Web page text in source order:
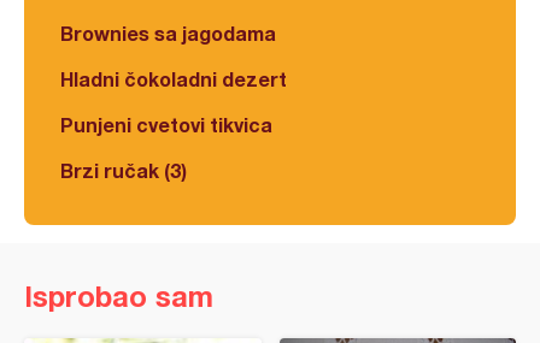
Brownies sa jagodama
Hladni čokoladni dezert
Punjeni cvetovi tikvica
Brzi ručak (3)
Isprobao sam